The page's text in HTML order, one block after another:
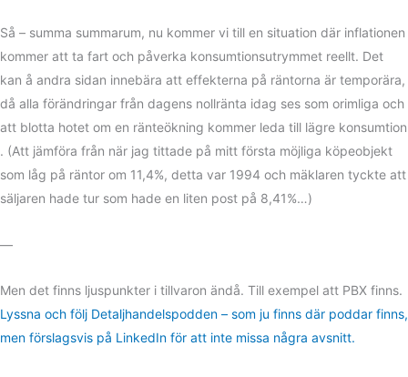
Så – summa summarum, nu kommer vi till en situation där inflationen
kommer att ta fart och påverka konsumtionsutrymmet reellt. Det
kan å andra sidan innebära att effekterna på räntorna är temporära,
då alla förändringar från dagens nollränta idag ses som orimliga och
att blotta hotet om en ränteökning kommer leda till lägre konsumtion
. (Att jämföra från när jag tittade på mitt första möjliga köpeobjekt
som låg på räntor om 11,4%, detta var 1994 och mäklaren tyckte att
säljaren hade tur som hade en liten post på 8,41%…)
—
Men det finns ljuspunkter i tillvaron ändå. Till exempel att PBX finns.
Lyssna och följ Detaljhandelspodden – som ju finns där poddar finns,
men förslagsvis på LinkedIn för att inte missa några avsnitt.